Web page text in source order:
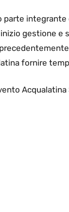
parte
gestione e
fornire
Acqualatina